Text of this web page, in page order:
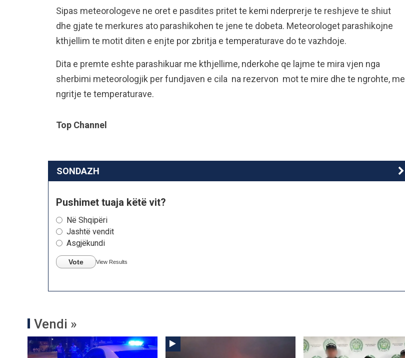
Sipas meteorologeve ne oret e pasdites pritet te kemi nderprerje te reshjeve te shiut
dhe gjate te merkures ato parashikohen te jene te dobeta. Meteorologet parashikojne
kthjellim te motit diten e enjte por zbritja e temperaturave do te vazhdoje.
Dita e premte eshte parashikuar me kthjellime, nderkohe qe lajme te mira vjen nga
sherbimi meteorologjik per fundjaven e cila na rezervon mot te mire dhe te ngrohte, me
ngritje te temperaturave.
Top Channel
SONDAZH
Pushimet tuaja këtë vit?
Në Shqipëri
Jashtë vendit
Asgjëkundi
Vote View Results
Vendi »